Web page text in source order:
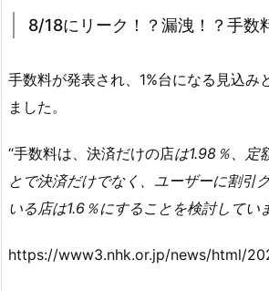
8/18にリーク！？漏洩！？手数
手数料が発表され、1%台になる見込み
ました。
“手数料は、決済だけの店は1.98％、定
とで決済だけでなく、ユーザーに割引
いる店は1.6％にすることを検討してい
https://www3.nhk.or.jp/news/html/